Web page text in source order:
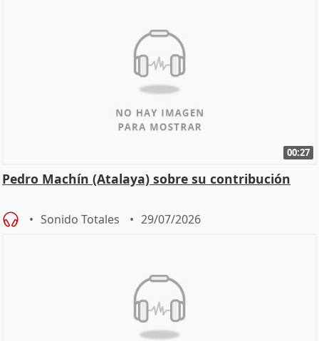
00:27
Pedro Machín (Atalaya) sobre su contribución
Sonido Totales 29/07/2026